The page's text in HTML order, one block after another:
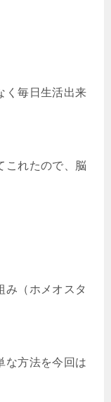
く毎日生活出来
これたので、脳
み（ホメオスタ
な方法を今回は